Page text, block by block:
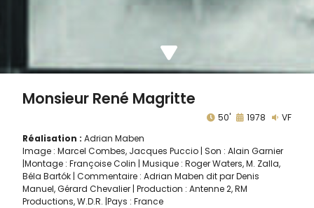
Monsieur René Magritte
50' 1978
VF
Réalisation : Adrian Maben
Image : Marcel Combes, Jacques Puccio | Son : Alain Garnier
|Montage : Françoise Colin | Musique : Roger Waters, M. Zalla,
Béla Bartók | Commentaire : Adrian Maben dit par Denis
Manuel, Gérard Chevalier | Production : Antenne 2, RM
Productions, W.D.R. |Pays : France